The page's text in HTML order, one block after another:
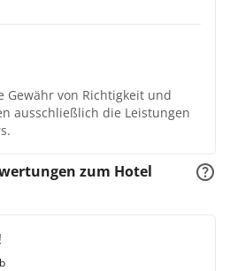
Gewähr von Richtigkeit und
ausschließlich die Leistungen
zum Hotel